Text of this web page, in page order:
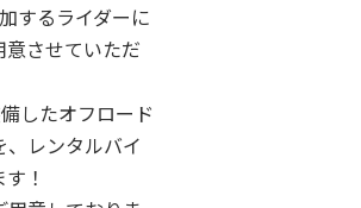
するライダーに
させていただ
したオフロード
レンタルバイ
！